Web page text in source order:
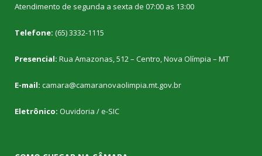
Atendimento de segunda a sexta de 07:00 as 13:00
Telefone: (65) 3332-1115
Presencial: Rua Amazonas, 512 – Centro, Nova Olímpia – MT
E-mail: camara@camaranovaolimpia.mt.gov.br
Eletrônico: Ouvidoria /e-SIC